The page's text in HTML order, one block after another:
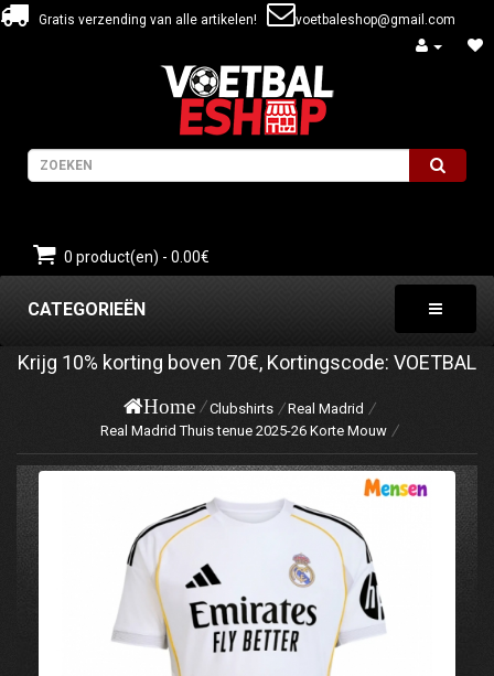
Gratis verzending van alle artikelen! voetbaleshop@gmail.com
0 product(en) - 0.00€
CATEGORIEËN
Krijg 10% korting boven 70€, Kortingscode: VOETBAL
Home Clubshirts
Real Madrid
Real Madrid Thuis tenue 2025-26 Korte Mouw